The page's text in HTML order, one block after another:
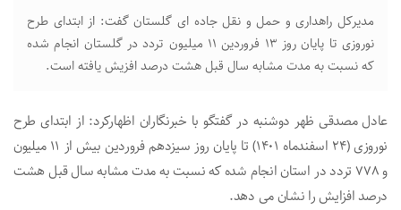
مدیرکل راهداری و حمل و نقل جاده ای گلستان گفت: از ابتدای طرح
نوروزی تا پایان روز ۱۳ فروردین ۱۱ میلیون تردد در گلستان انجام شده
که نسبت به مدت مشابه سال قبل هشت درصد افزیش یافته است.
عادل مصدقی ظهر دوشنبه در گفتگو با خبرنگاران اظهارکرد: از ابتدای طرح
نوروزی (۲۴ اسفندماه ۱۴۰۱) تا پایان روز سیزدهم فروردین بیش از ۱۱ میلیون
و ۷۷۸ تردد در استان انجام شده که نسبت به مدت مشابه سال قبل هشت
درصد افزایش را نشان می دهد.